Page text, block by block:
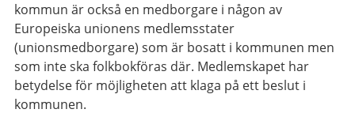
kommun är också en medborgare i någon av
Europeiska unionens medlemsstater
(unionsmedborgare) som är bosatt i kommunen men
som inte ska folkbokföras där. Medlemskapet har
betydelse för möjligheten att klaga på ett beslut i
kommunen.